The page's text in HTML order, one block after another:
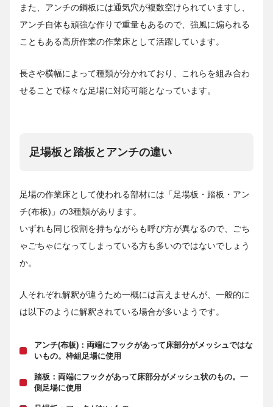
また、アンチの鋼板には通気穴が複数空けられていますし、
アンチ自体も頑強な作りで重量もあるので、強風に煽られる
こともある高所作業の作業床として活躍しています。
長さや横幅によって種類が分かれており、これらを組み合わ
せることで様々な足場に対応可能となっています。
足場板と踏板とアンチの違い
足場の作業床として使われる部材には「足場板・踏板・アン
チ(布板)」の3種類があります。
いずれも同じ役割を持ちながらも呼び方が異なるので、ごち
ゃごちゃになってしまっている方も多いのではないでしょう
か。
人それぞれ解釈が違うため一概には言えませんが、一般的に
は以下のように解釈されている場合が多いようです。
アンチ(布板)：両端にフックがあって床部分がメッシュではな
いもの。枠組足場に使用
踏板：両端にフックがあって床部分がメッシュ状のもの。一
側足場に使用